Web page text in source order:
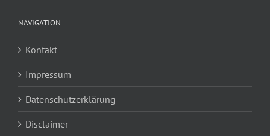
NAVIGATION
Kontakt
Impressum
Datenschutzerklärung
Disclaimer